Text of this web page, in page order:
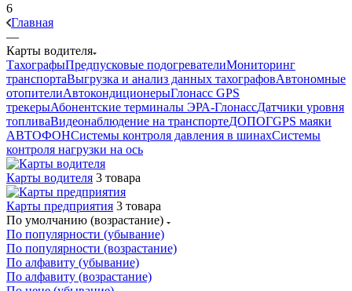
6
Главная
—
Карты водителя
ТахографыПредпусковые подогревателиМониторинг
транспортаВыгрузка и анализ данных тахографовАвтономные
отопителиАвтокондиционерыГлонасс GPS
трекерыАбонентские терминалы ЭРА-ГлонассДатчики уровня
топливаВидеонаблюдение на транспортеДОПОГGPS маяки
АВТОФОНСистемы контроля давления в шинахСистемы
контроля нагрузки на ось
Карты водителя 3 товара
Карты предприятия 3 товара
По умолчанию (возрастание)
По популярности (убывание)
По популярности (возрастание)
По алфавиту (убывание)
По алфавиту (возрастание)